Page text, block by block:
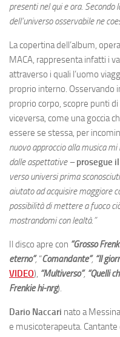
presenti nel qui e ora.
dell’universo osservabile ne
La copertina dell’album,
MACA, rappresenta infatti i
attraverso i quali l’uomo
proprio interno. Osservando
proprio corpo, scopre punti
viceversa, come una goccia
essere se stessa, per
nuovo approccio alla musica
dalle aspettative –prosegue
verso universi prima
aiutato ad acquisire maggiore
possibilità di mettere a fuoco
mostrandomi con lealtà.”
Il disco apre con “Grosso
eterno”, “Comandante”, “Il
VIDEO), “Multiverso”, “Quelli
Frenkie hi-nrg).
Dario Naccari nato a
e musicoterapeuta.